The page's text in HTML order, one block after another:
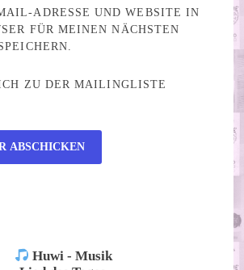
ADRESSE UND WEBSITE IN
FÜR MEINEN NÄCHSTEN
ZU DER MAILINGLISTE
Huwi - Musik